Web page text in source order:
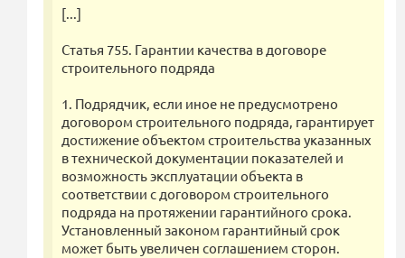
[...]
Статья 755. Гарантии качества в договоре
строительного подряда
1. Подрядчик, если иное не предусмотрено
договором строительного подряда, гарантирует
достижение объектом строительства указанных
в технической документации показателей и
возможность эксплуатации объекта в
соответствии с договором строительного
подряда на протяжении гарантийного срока.
Установленный законом гарантийный срок
может быть увеличен соглашением сторон.